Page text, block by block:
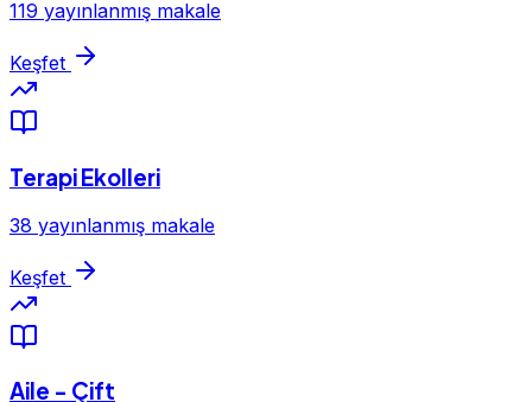
119 yayınlanmış makale
Keşfet
Terapi Ekolleri
38 yayınlanmış makale
Keşfet
Aile - Çift